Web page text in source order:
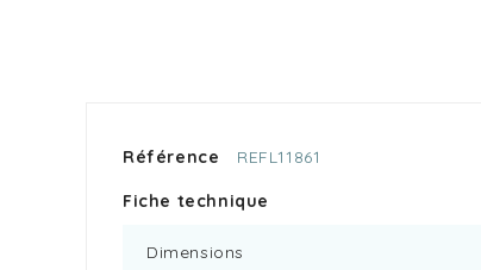
Référence REFL11861
Fiche technique
Dimensions